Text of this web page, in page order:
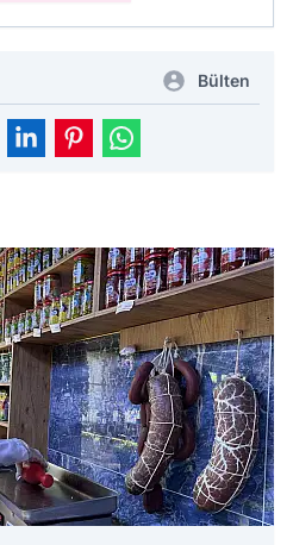
Bülten